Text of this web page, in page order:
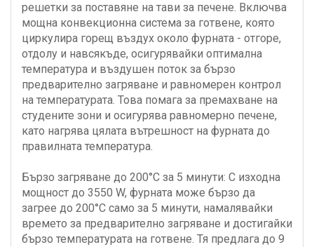
решетки за поставяне на тави за печене. Включва
мощна конвекционна система за готвене, която
циркулира горещ въздух около фурната - отгоре,
отдолу и навсякъде, осигурявайки оптимална
температура и въздушен поток за бързо
предварително загряване и равномерен контрол
на температурата. Това помага за премахване на
студените зони и осигурява равномерно печене,
като нагрява цялата вътрешност на фурната до
правилната температура.
Бързо загряване до 200°C за 5 минути: С изходна
мощност до 3550 W, фурната може бързо да
загрее до 200°C само за 5 минути, намалявайки
времето за предварително загряване и достигайки
бързо температурата на готвене. Тя предлага до 9